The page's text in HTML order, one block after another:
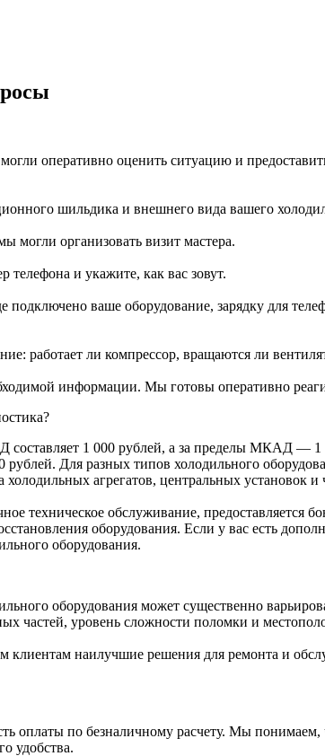
оперативно оценить ситуацию и
шильдика и внешнего вида вашего
могли организовать визит мастера.
телефона и укажите, как вас зовут.
подключено ваше оборудование, зарядку для
работает ли компрессор, вращаются ли
информации. Мы готовы оперативно
1 000 рублей, а за пределы МКАД — 1
рублей. Для разных типов холодильного
холодильных агрегатов, центральных установок
техническое обслуживание,
оборудования. Если у вас есть
оборудования.
оборудования может существенно
частей, уровень сложности поломки и
наилучшие решения для ремонта и
оплаты по безналичному расчету. Мы
удобства.